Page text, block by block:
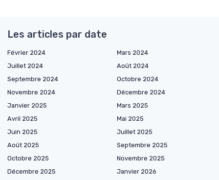
Les articles par date
Février 2024
Mars 2024
Juillet 2024
Août 2024
Septembre 2024
Octobre 2024
Novembre 2024
Décembre 2024
Janvier 2025
Mars 2025
Avril 2025
Mai 2025
Juin 2025
Juillet 2025
Août 2025
Septembre 2025
Octobre 2025
Novembre 2025
Décembre 2025
Janvier 2026